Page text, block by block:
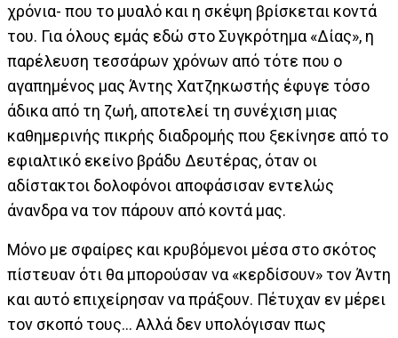
χρόνια- που το μυαλό και η σκέψη βρίσκεται κοντά
του. Για όλους εμάς εδώ στο Συγκρότημα «Δίας», η
παρέλευση τεσσάρων χρόνων από τότε που ο
αγαπημένος μας Άντης Χατζηκωστής έφυγε τόσο
άδικα από τη ζωή, αποτελεί τη συνέχιση μιας
καθημερινής πικρής διαδρομής που ξεκίνησε από το
εφιαλτικό εκείνο βράδυ Δευτέρας, όταν οι
αδίστακτοι δολοφόνοι αποφάσισαν εντελώς
άνανδρα να τον πάρουν από κοντά μας.
Μόνο με σφαίρες και κρυβόμενοι μέσα στο σκότος
πίστευαν ότι θα μπορούσαν να «κερδίσουν» τον Άντη
και αυτό επιχείρησαν να πράξουν. Πέτυχαν εν μέρει
τον σκοπό τους… Αλλά δεν υπολόγισαν πως